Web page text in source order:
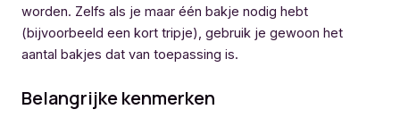
worden. Zelfs als je maar één bakje nodig hebt
(bijvoorbeeld een kort tripje), gebruik je gewoon het
aantal bakjes dat van toepassing is.
Belangrijke kenmerken